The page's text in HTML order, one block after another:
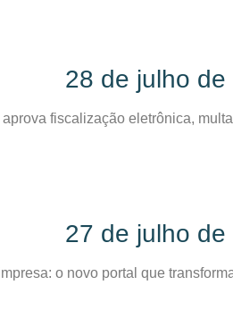
28 de julho de
fiscalização eletrônica,
27 de julho de
o novo portal que